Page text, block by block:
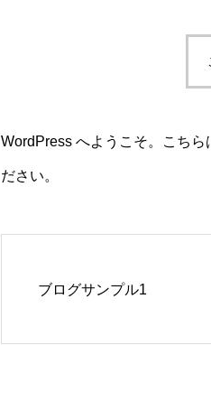
WordPress へようこそ。こち
ださい。
ブログサンプル1